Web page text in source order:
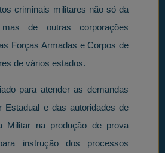
criminais militares não só da
de outras corporações
Forças Armadas e Corpos de
de vários estados.
para atender as demandas
Estadual e das autoridades de
Militar na produção de prova
instrução dos processos